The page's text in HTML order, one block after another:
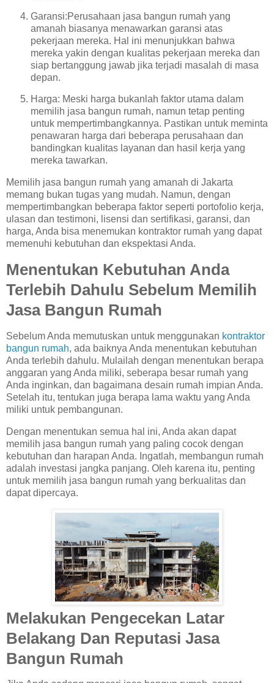
Garansi:Perusahaan jasa bangun rumah yang
amanah biasanya menawarkan garansi atas
pekerjaan mereka. Hal ini menunjukkan bahwa
mereka yakin dengan kualitas pekerjaan mereka dan
siap bertanggung jawab jika terjadi masalah di masa
depan.
Harga: Meski harga bukanlah faktor utama dalam
memilih jasa bangun rumah, namun tetap penting
untuk mempertimbangkannya. Pastikan untuk meminta
penawaran harga dari beberapa perusahaan dan
bandingkan kualitas layanan dan hasil kerja yang
mereka tawarkan.
Memilih jasa bangun rumah yang amanah di Jakarta
memang bukan tugas yang mudah. Namun, dengan
mempertimbangkan beberapa faktor seperti portofolio kerja,
ulasan dan testimoni, lisensi dan sertifikasi, garansi, dan
harga, Anda bisa menemukan kontraktor rumah yang dapat
memenuhi kebutuhan dan ekspektasi Anda.
Menentukan Kebutuhan Anda
Terlebih Dahulu Sebelum Memilih
Jasa Bangun Rumah
Sebelum Anda memutuskan untuk menggunakan kontraktor
bangun rumah, ada baiknya Anda menentukan kebutuhan
Anda terlebih dahulu. Mulailah dengan menentukan berapa
anggaran yang Anda miliki, seberapa besar rumah yang
Anda inginkan, dan bagaimana desain rumah impian Anda.
Setelah itu, tentukan juga berapa lama waktu yang Anda
miliki untuk pembangunan.
Dengan menentukan semua hal ini, Anda akan dapat
memilih jasa bangun rumah yang paling cocok dengan
kebutuhan dan harapan Anda. Ingatlah, membangun rumah
adalah investasi jangka panjang. Oleh karena itu, penting
untuk memilih jasa bangun rumah yang berkualitas dan
dapat dipercaya.
Melakukan Pengecekan Latar
Belakang Dan Reputasi Jasa
Bangun Rumah